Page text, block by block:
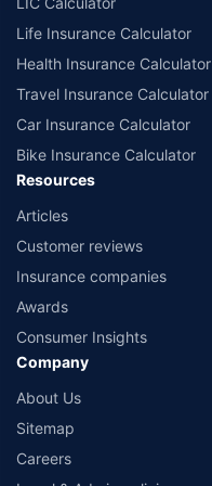
Life Insurance Calculator
Health Insurance Calculator
Travel Insurance Calculator
Car Insurance Calculator
Bike Insurance Calculator
Resources
Articles
Customer reviews
Insurance companies
Awards
Consumer Insights
Company
About Us
Sitemap
Careers